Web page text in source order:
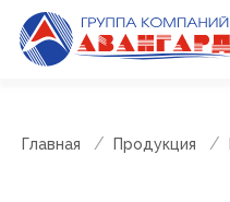
Главная Продукция